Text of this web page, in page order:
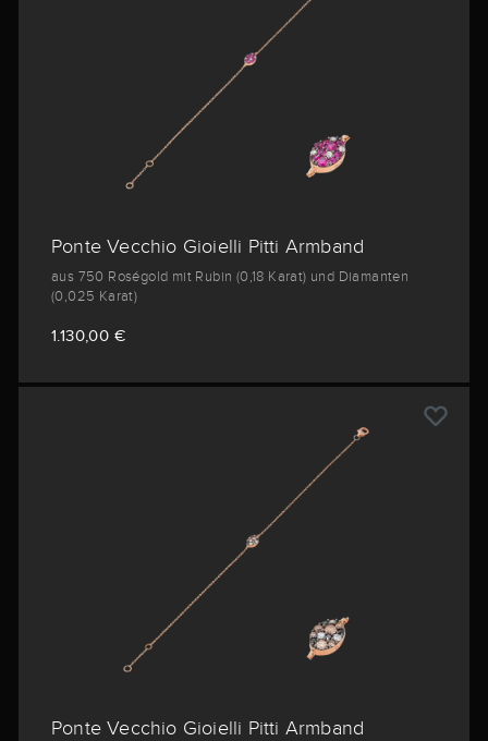
Ponte Vecchio Gioielli Pitti Armband
aus 750 Roségold mit Rubin (0,18 Karat) und Diamanten
(0,025 Karat)
1.130,00 €
Ponte Vecchio Gioielli Pitti Armband